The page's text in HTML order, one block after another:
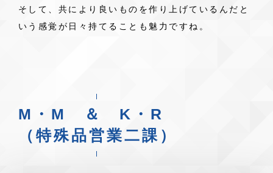
そして、共により良いものを作り上げているんだと
いう感覚が日々持てることも魅力ですね。
M・M ＆ K・R
（特殊品営業二課）